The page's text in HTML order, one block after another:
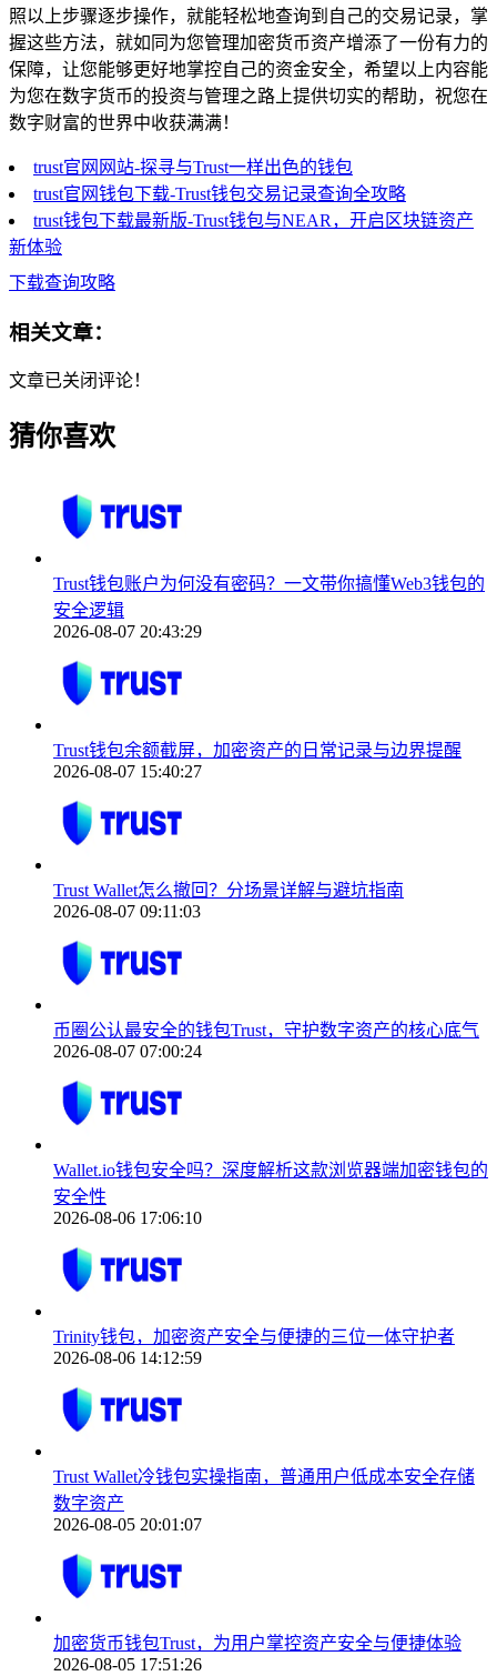
照以上步骤逐步操作，就能轻松地查询到自己的交易记录，掌
握这些方法，就如同为您管理加密货币资产增添了一份有力的
保障，让您能够更好地掌控自己的资金安全，希望以上内容能
为您在数字货币的投资与管理之路上提供切实的帮助，祝您在
数字财富的世界中收获满满！
trust官网网站-探寻与Trust一样出色的钱包
trust官网钱包下载-Trust钱包交易记录查询全攻略
trust钱包下载最新版-Trust钱包与NEAR，开启区块链资产
新体验
下载查询攻略
相关文章：
文章已关闭评论！
猜你喜欢
Trust钱包账户为何没有密码？一文带你搞懂Web3钱包的
安全逻辑
2026-08-07 20:43:29
Trust钱包余额截屏，加密资产的日常记录与边界提醒
2026-08-07 15:40:27
Trust Wallet怎么撤回？分场景详解与避坑指南
2026-08-07 09:11:03
币圈公认最安全的钱包Trust，守护数字资产的核心底气
2026-08-07 07:00:24
Wallet.io钱包安全吗？深度解析这款浏览器端加密钱包的
安全性
2026-08-06 17:06:10
Trinity钱包，加密资产安全与便捷的三位一体守护者
2026-08-06 14:12:59
Trust Wallet冷钱包实操指南，普通用户低成本安全存储
数字资产
2026-08-05 20:01:07
加密货币钱包Trust，为用户掌控资产安全与便捷体验
2026-08-05 17:51:26